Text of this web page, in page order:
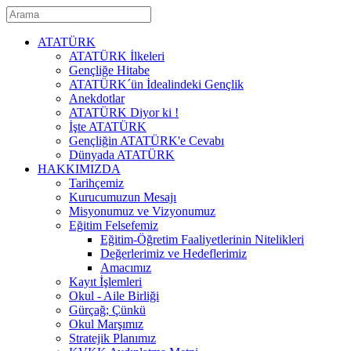
ATATÜRK
ATATÜRK İlkeleri
Gençliğe Hitabe
ATATÜRK´ün İdealindeki Gençlik
Anekdotlar
ATATÜRK Diyor ki !
İşte ATATÜRK
Gençliğin ATATÜRK'e Cevabı
Dünyada ATATÜRK
HAKKIMIZDA
Tarihçemiz
Kurucumuzun Mesajı
Misyonumuz ve Vizyonumuz
Eğitim Felsefemiz
Eğitim-Öğretim Faaliyetlerinin Nitelikleri
Değerlerimiz ve Hedeflerimiz
Amacımız
Kayıt İşlemleri
Okul - Aile Birliği
Gürçağ; Çünkü
Okul Marşımız
Stratejik Planımız